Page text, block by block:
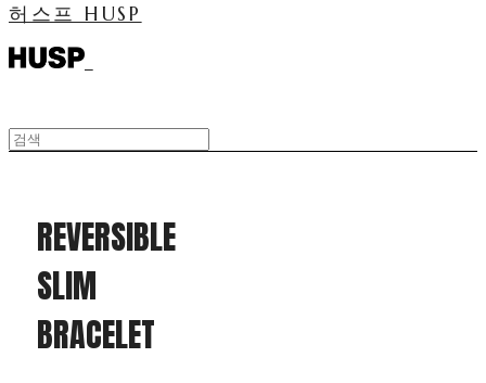
허스프 HUSP
REVERSIBLE
SLIM
BRACELET